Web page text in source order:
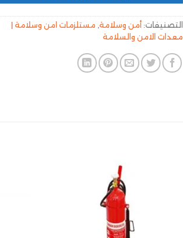
التصنيفات: أمن وسلامة مستلزمات امن وسلامة |
معدات الامن والسلامة